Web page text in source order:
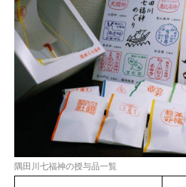
隅田川七福神の授与品一覧